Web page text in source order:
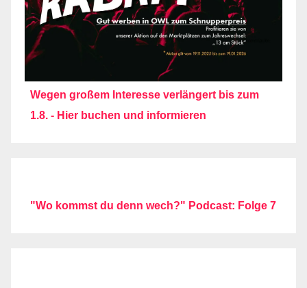
Wegen großem Interesse verlängert bis zum
1.8. - Hier buchen und informieren
"Wo kommst du denn wech?" Podcast: Folge 7